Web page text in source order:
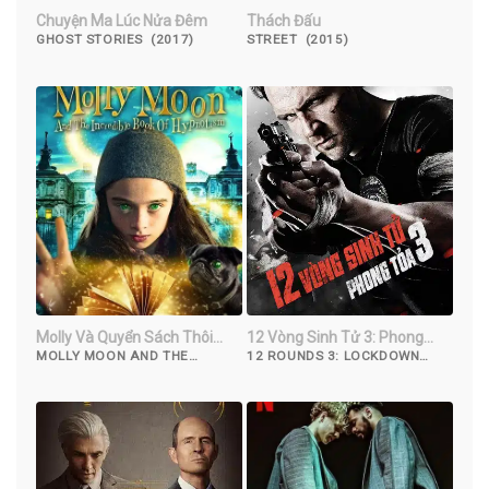
Chuyện Ma Lúc Nửa Đêm
GHOST STORIES (2017)
Thách Đấu
STREET (2015)
Molly Và Quyển Sách Thôi
Miên
MOLLY MOON AND THE
12 Vòng Sinh Tử 3: Phong
Tỏa
12 ROUNDS 3: LOCKDOWN